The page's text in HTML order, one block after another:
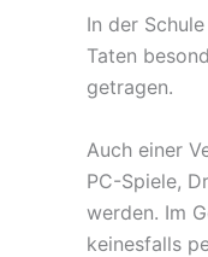
In der
Taten
getragen.
Auch einer
PC-Spiele,
werden. Im
keinesfalls